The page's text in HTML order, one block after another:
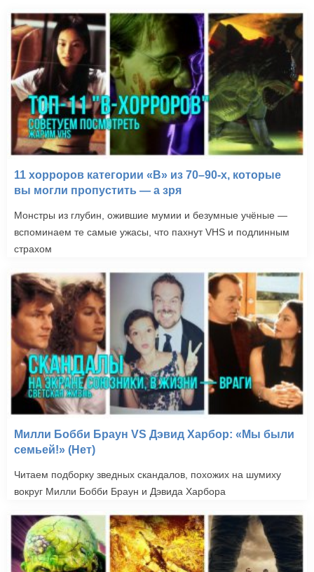
11 хорроров категории «B» из 70–90-х, которые
вы могли пропустить — а зря
Монстры из глубин, ожившие мумии и безумные учёные —
вспоминаем те самые ужасы, что пахнут VHS и подлинным
страхом
Милли Бобби Браун VS Дэвид Харбор: «Мы были
семьей!» (Нет)
Читаем подборку зведных скандалов, похожих на шумиху
вокруг Милли Бобби Браун и Дэвида Харбора